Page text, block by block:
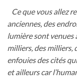
Ce que vous allez
anciennes, des
lumière sont venues
milliers, des milliers,
enfouies des cités
et ailleurs car